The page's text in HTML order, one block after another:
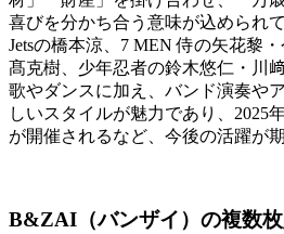
喜びを分かち合う意味が込められ
Jetsの橋本涼、7 MEN 侍の矢花黎
髙克樹、少年忍者の鈴木悠仁・川
歌やダンスに加え、バンド演奏や
しいスタイルが魅力であり、2025
が開催されるなど、今後の活躍が
B&ZAI（バンザイ）の複数